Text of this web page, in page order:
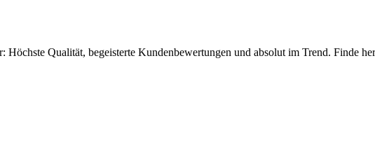
Qualität, begeisterte Kundenbewertungen und absolut im Trend. Finde